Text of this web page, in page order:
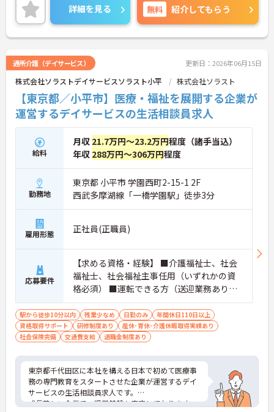
詳細を見る 無料 紹介してもらう
通所介護（デイサービス） 更新日：2026年06月15日
株式会社ソラストデイサービスソラスト小平 株式会社ソラスト
【東京都／小平市】医療・福祉を展開する企業が
運営するデイサービスの生活相談員求人
給料
月収 21.7万円～23.2万円程度（諸手当込）
年収 288万円～306万円程度
勤務地
東京都 小平市 学園西町2-15-1 2F
西武多摩湖線「一橋学園駅」徒歩3分
雇用形態 正社員(正職員)
応募要件
【求める資格・経験】 ■介護福祉士、社会
福祉士、社会福祉主事任用（いずれかの資
格必須） ■運転できる方（送迎業務あり）
■デイサービスまたは施設介護経験3年以上
ある方（必須）
駅から徒歩10分以内 残業少なめ 日勤のみ
年間休日110日以上
資格取得サポート
研修制度あり
産休･育休･介護休暇取得実績あり
社会保険完備
交通費支給 退職金制度あり
東京都千代田区に本社を構える日本で初めて医療事
務の専門教育をスタートさせた企業が運営するデイ
サービスの生活相談員求人です。
成長著しい企業で、経営基盤も安定しております。